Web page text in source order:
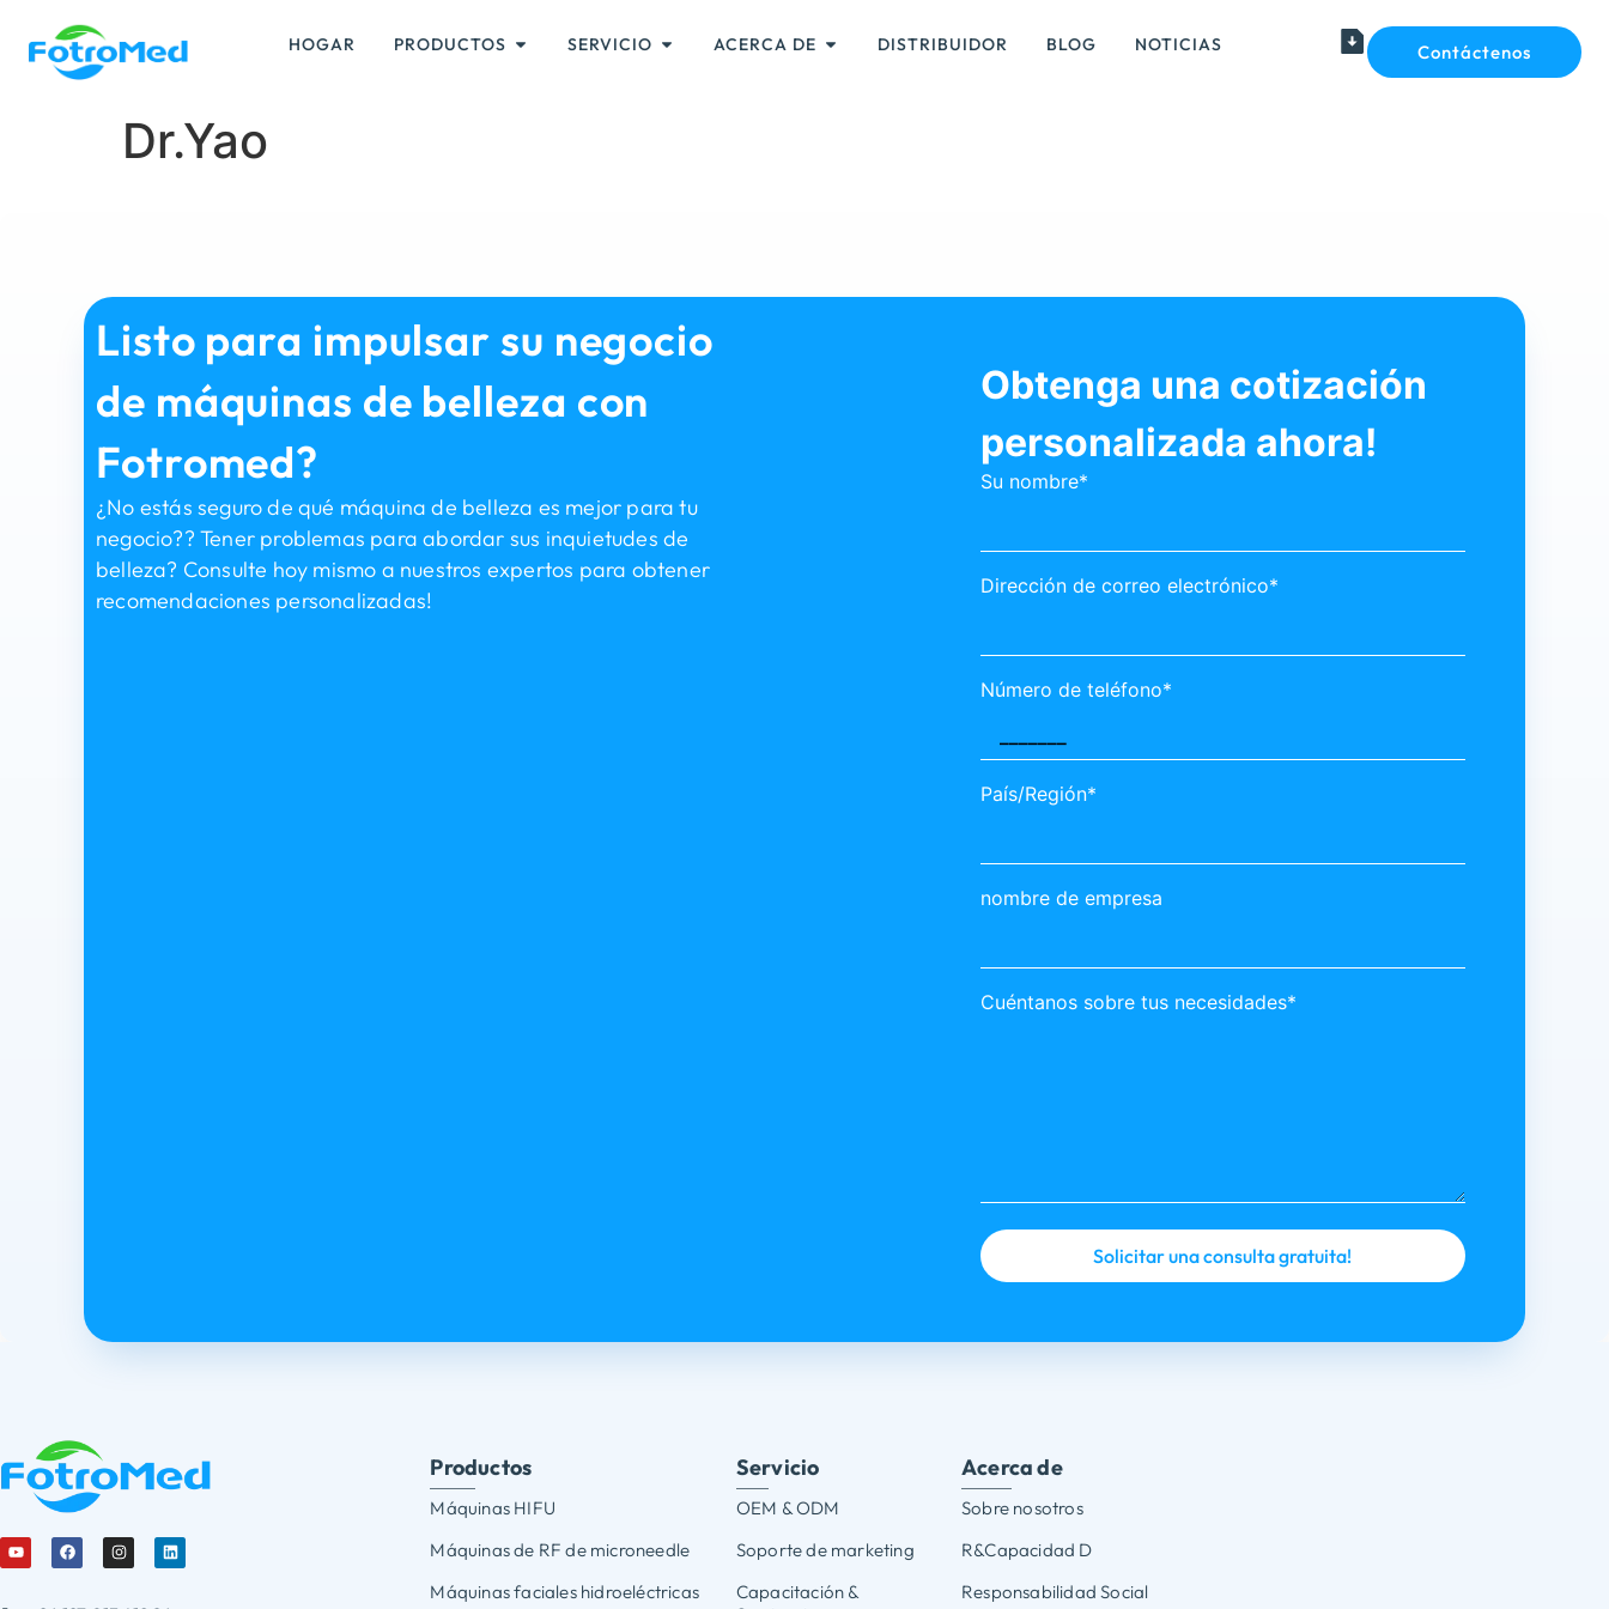
HOGAR PRODUCTOS SERVICIO ACERCA DE DISTRIBUIDOR BLOG NOTICIAS Contáctenos
Dr.Yao
Listo para impulsar su negocio
de máquinas de belleza con
Fotromed?
¿No estás seguro de qué máquina de belleza es mejor para tu
negocio?? Tener problemas para abordar sus inquietudes de
belleza? Consulte hoy mismo a nuestros expertos para obtener
recomendaciones personalizadas!
Obtenga una cotización
personalizada ahora!
Su nombre*
Dirección de correo electrónico*
Número de teléfono*
País/Región*
nombre de empresa
Cuéntanos sobre tus necesidades*
Productos
Máquinas HIFU
Máquinas de RF de microneedle
Máquinas faciales hidroeléctricas
Servicio
OEM & ODM
Soporte de marketing
Capacitación &
Acerca de
Sobre nosotros
R&Capacidad D
Responsabilidad Social